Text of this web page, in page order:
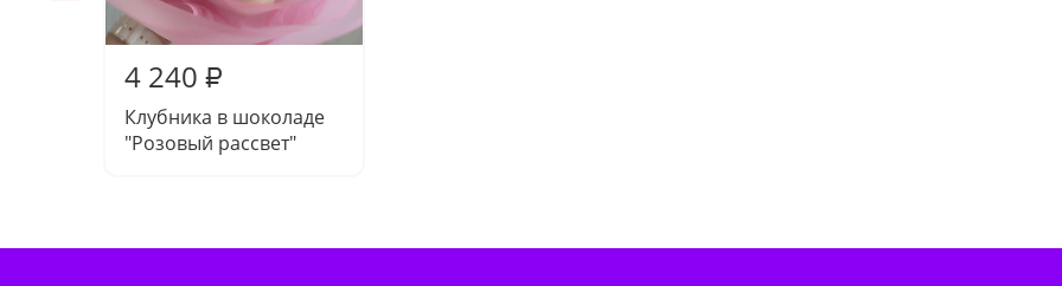
4 240 ₽
Клубника в шоколаде
"Розовый рассвет"